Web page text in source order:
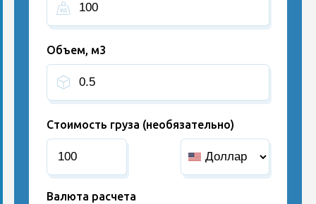
Объем, м3
Стоимость груза (необязательно)
Валюта расчета